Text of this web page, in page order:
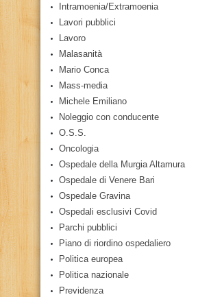
Intramoenia/Extramoenia
Lavori pubblici
Lavoro
Malasanità
Mario Conca
Mass-media
Michele Emiliano
Noleggio con conducente
O.S.S.
Oncologia
Ospedale della Murgia Altamura
Ospedale di Venere Bari
Ospedale Gravina
Ospedali esclusivi Covid
Parchi pubblici
Piano di riordino ospedaliero
Politica europea
Politica nazionale
Previdenza